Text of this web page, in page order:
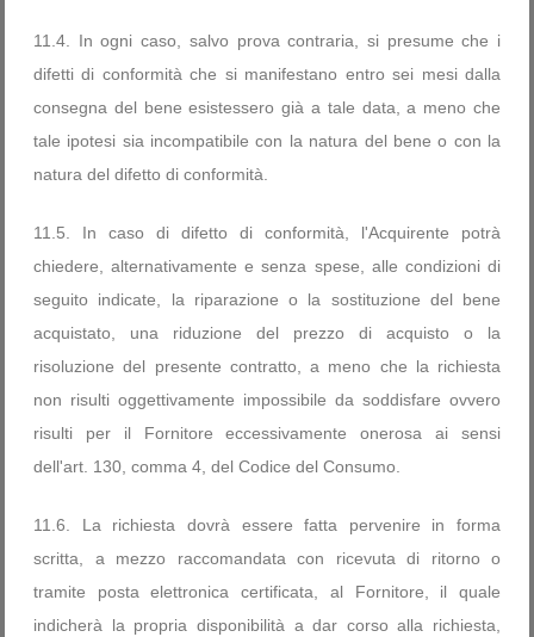
11.4. In ogni caso, salvo prova contraria, si presume che i
difetti di conformità che si manifestano entro sei mesi dalla
consegna del bene esistessero già a tale data, a meno che
tale ipotesi sia incompatibile con la natura del bene o con la
natura del difetto di conformità.
11.5. In caso di difetto di conformità, l'Acquirente potrà
chiedere, alternativamente e senza spese, alle condizioni di
seguito indicate, la riparazione o la sostituzione del bene
acquistato, una riduzione del prezzo di acquisto o la
risoluzione del presente contratto, a meno che la richiesta
non risulti oggettivamente impossibile da soddisfare ovvero
risulti per il Fornitore eccessivamente onerosa ai sensi
dell'art. 130, comma 4, del Codice del Consumo.
11.6. La richiesta dovrà essere fatta pervenire in forma
scritta, a mezzo raccomandata con ricevuta di ritorno o
tramite posta elettronica certificata, al Fornitore, il quale
indicherà la propria disponibilità a dar corso alla richiesta,